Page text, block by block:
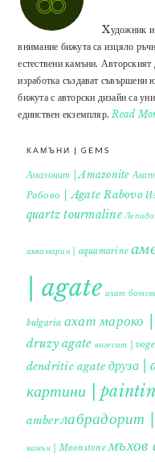
Xудожник и
внимание бижута са изцяло
естествени камъни.
изработка създават съвършени
бижута с авторски дизайн са
единствен екземпляр.Read
КАМЪНИ | GEMS
Амазонит | Amazonite
Рабово | Agate Rabovo
quartz tourmaline
аквамарин | aquamarine
| agate ахат
bulgaria ахат мароко
druzy agate вогесит |
dendritic agate друза |
картини |
amber
камък | Moonstone мъхов